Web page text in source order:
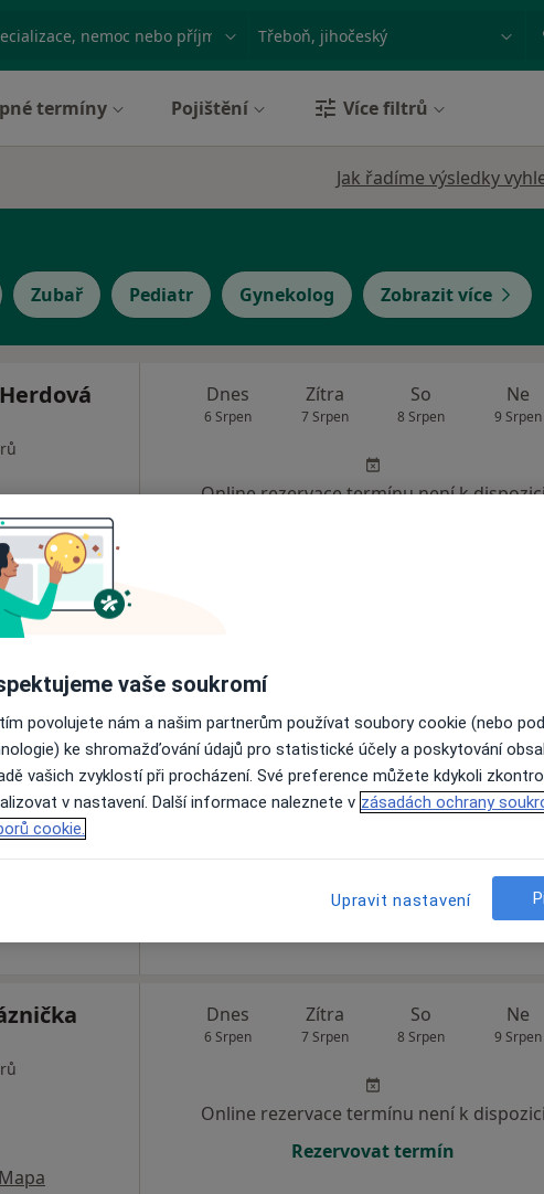
nemoc nebo příjmení Město nebo region
termíny Pojištění Více filtrů
Jak řadíme výsledky
Zubař Pediatr Gynekolog Zobrazit více
Dnes
6 Srpen
Zítra
7 Srpen
So
8 Srpen
Ne
9 Srpen
Online rezervace termínu není k
Dnes
6 Srpen
Zítra
7 Srpen
So
8 Srpen
Ne
9 Srpen
Mapa
Dnes
6 Srpen
Zítra
7 Srpen
So
8 Srpen
Ne
9 Srpen
Online rezervace termínu není k dispozici
Rezervovat termín
vaše soukromí
povolujete nám a našim partnerům používat soubory cookie (nebo
ke shromažďování údajů pro statistické účely a poskytování
vašich zvyklostí při procházení. Své preference můžete kdykoli
v nastavení. Další informace naleznete v zásadách ochrany
cookie.
Upravit nastavení